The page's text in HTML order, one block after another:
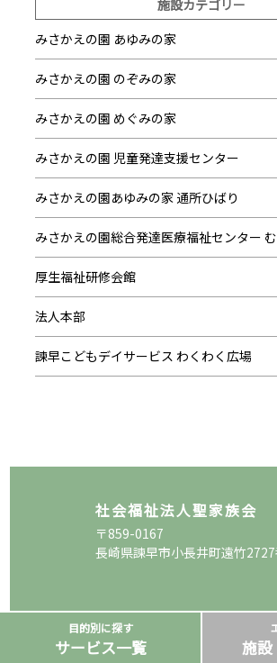
施設カテゴリー
みさかえの園 あゆみの家
みさかえの園 のぞみの家
みさかえの園 めぐみの家
みさかえの園 児童発達支援センター
みさかえの園あゆみの家 通所ひばり
みさかえの園総合発達医療福祉センター
厚生福祉研修会館
法人本部
諫早こどもデイサービス わくわく広場
社会福祉法人聖家族会
〒859-0167
長崎県諫早市小長井町遠竹
目的別に探す
サービス一覧 施設